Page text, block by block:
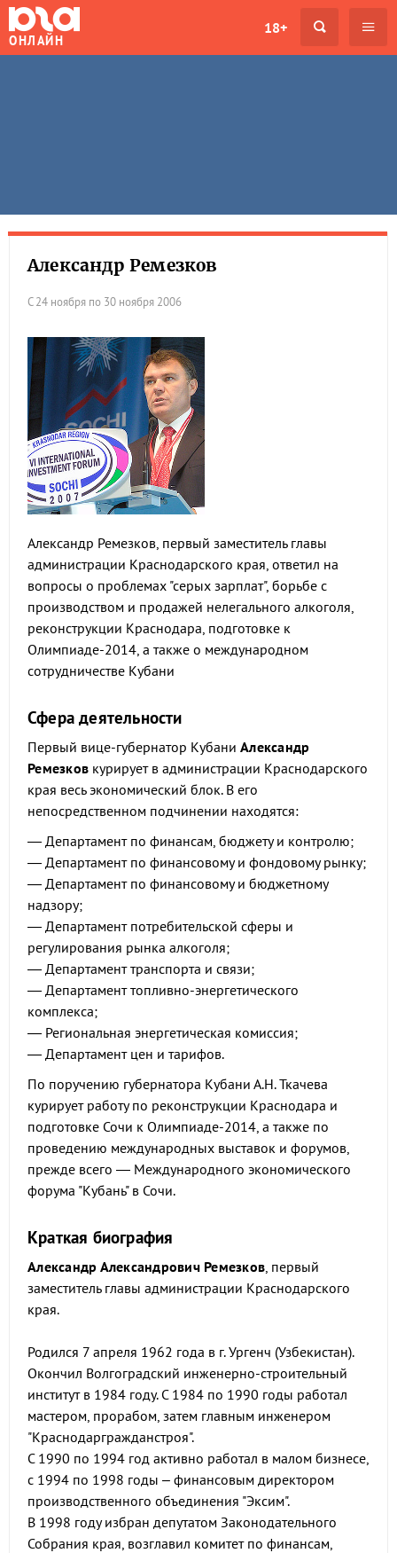
ОНЛАЙН
18+
Александр Ремезков
С 24 ноября по 30 ноября 2006
Александр Ремезков, первый заместитель главы
администрации Краснодарского края, ответил на
вопросы о проблемах "серых зарплат", борьбе с
производством и продажей нелегального алкоголя,
реконструкции Краснодара, подготовке к
Олимпиаде-2014, а также о международном
сотрудничестве Кубани
Сфера деятельности
Первый вице-губернатор Кубани Александр
Ремезков курирует в администрации Краснодарского
края весь экономический блок. В его
непосредственном подчинении находятся:
— Департамент по финансам, бюджету и контролю;
— Департамент по финансовому и фондовому рынку;
— Департамент по финансовому и бюджетному
надзору;
— Департамент потребительской сферы и
регулирования рынка алкоголя;
— Департамент транспорта и связи;
— Департамент топливно-энергетического
комплекса;
— Региональная энергетическая комиссия;
— Департамент цен и тарифов.
По поручению губернатора Кубани А.Н. Ткачева
курирует работу по реконструкции Краснодара и
подготовке Сочи к Олимпиаде-2014, а также по
проведению международных выставок и форумов,
прежде всего — Международного экономического
форума "Кубань" в Сочи.
Краткая биография
Александр Александрович Ремезков, первый
заместитель главы администрации Краснодарского
края.
Родился 7 апреля 1962 года в г. Ургенч (Узбекистан).
Окончил Волгоградский инженерно-строительный
институт в 1984 году. С 1984 по 1990 годы работал
мастером, прорабом, затем главным инженером
"Краснодаргражданстроя".
С 1990 по 1994 год активно работал в малом бизнесе,
с 1994 по 1998 годы – финансовым директором
производственного объединения "Эксим".
В 1998 году избран депутатом Законодательного
Собрания края, возглавил комитет по финансам,